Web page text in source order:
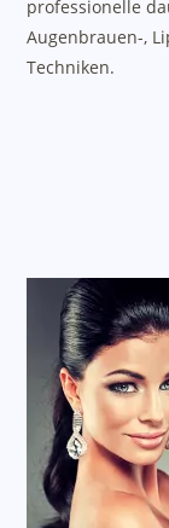
professionelle
Augenbrauen-,
Techniken.